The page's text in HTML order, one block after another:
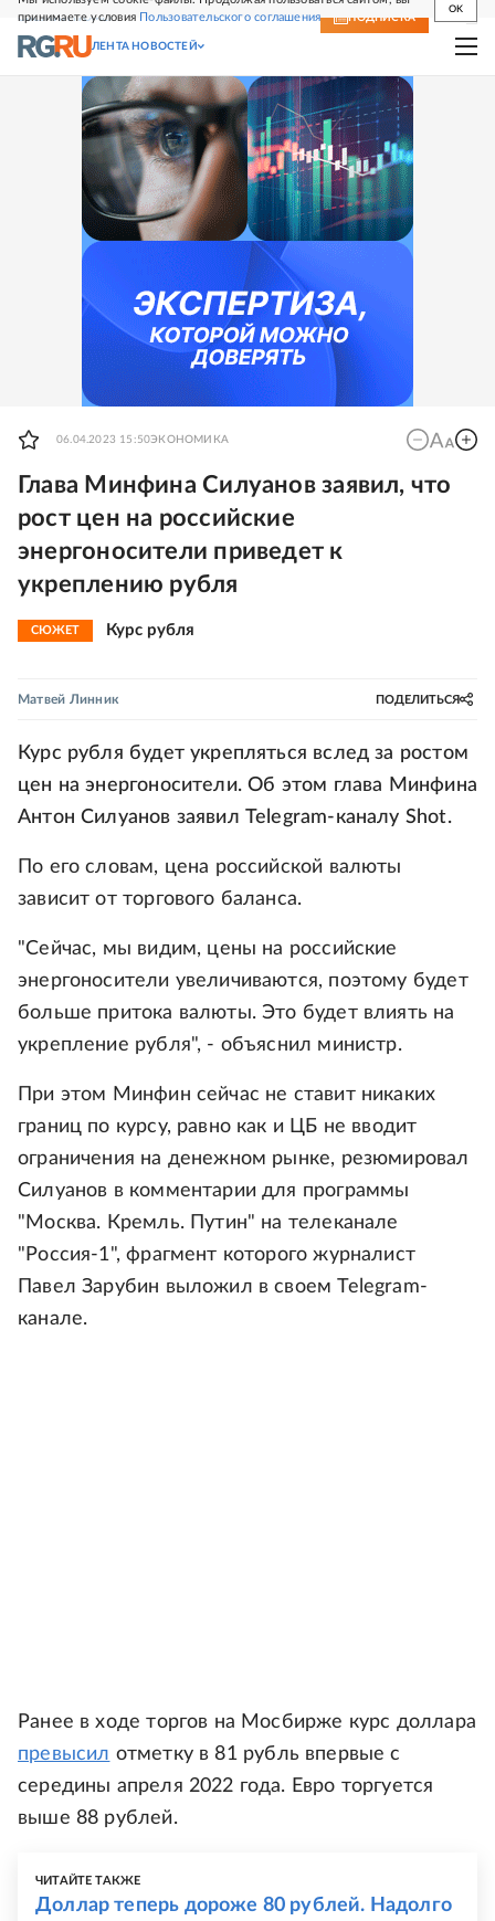
принимаете условия Пользовательского соглашения
OK
СВЕЖИЙ НОМЕР ПОДПИСКА
ЛЕНТА НОВОСТЕЙ
06.04.2023 15:50ЭКОНОМИКА
Глава Минфина Силуанов заявил, что
рост цен на российские
энергоносители приведет к
укреплению рубля
СЮЖЕТ Курс рубля
Матвей Линник ПОДЕЛИТЬСЯ
Курс рубля будет укрепляться вслед за ростом
цен на энергоносители. Об этом глава Минфина
Антон Силуанов заявил Telegram-каналу Shot.
По его словам, цена российской валюты
зависит от торгового баланса.
"Сейчас, мы видим, цены на российские
энергоносители увеличиваются, поэтому будет
больше притока валюты. Это будет влиять на
укрепление рубля", - объяснил министр.
При этом Минфин сейчас не ставит никаких
границ по курсу, равно как и ЦБ не вводит
ограничения на денежном рынке, резюмировал
Силуанов в комментарии для программы
"Москва. Кремль. Путин" на телеканале
"Россия-1", фрагмент которого журналист
Павел Зарубин выложил в своем Telegram-
канале.
Ранее в ходе торгов на Мосбирже курс доллара
превысил отметку в 81 рубль впервые с
середины апреля 2022 года. Евро торгуется
выше 88 рублей.
ЧИТАЙТЕ ТАКЖЕ
Доллар теперь дороже 80 рублей. Надолго